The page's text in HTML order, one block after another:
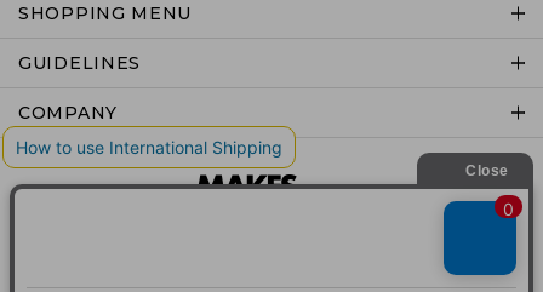
SHOPPING MENU
GUIDELINES
COMPANY